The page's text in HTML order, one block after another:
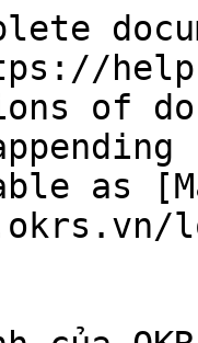
of
as